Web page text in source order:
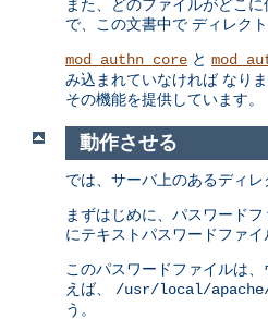
また、どのファイルがどこ
で、この文書中で ディレク
mod_authn_core と
み込まれていなければ なり
その機能を提供しています。
動作させる
では、サーバ上のあるディ
まずはじめに、パスワード
にテキストパスワードファイ
このパスワードファイルは
えば、 /usr/local/
う。